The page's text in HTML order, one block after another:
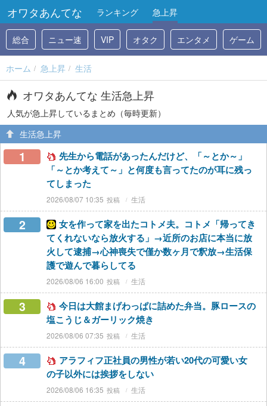
オワタあんてな ランキング 急上昇
総合 ニュー速 VIP オタク エンタメ ゲーム
ホーム 急上昇 生活
オワタあんてな 生活急上昇
人気が急上昇しているまとめ（毎時更新）
生活急上昇
1
先生から電話があったんだけど、「～とか～」
「～とか考えて～」と何度も言ってたのが耳に残っ
てしまった
2026/08/07 10:35 生活
2
女を作って家を出たコトメ夫。コトメ「帰ってき
てくれないなら放火する」→近所のお店に本当に放
火して逮捕→心神喪失で僅か数ヶ月で釈放→生活保
護で遊んで暮らしてる
2026/08/06 16:00 生活
3
今日は大館まげわっぱに詰めた弁当。豚ロースの
塩こうじ＆ガーリック焼き
2026/08/06 07:35 生活
4
アラフィフ正社員の男性が若い20代の可愛い女
の子以外には挨拶をしない
2026/08/06 16:35 生活